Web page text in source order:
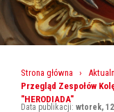
Strona główna ›
Przegląd Zespołów
"HERODIADA"
Data publikacji: wtorek,